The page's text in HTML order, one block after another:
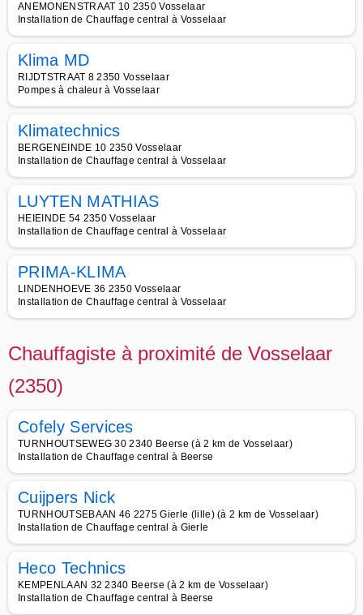
ANEMONENSTRAAT 10 2350 Vosselaar
Installation de Chauffage central à Vosselaar
Klima MD
RIJDTSTRAAT 8 2350 Vosselaar
Pompes à chaleur à Vosselaar
Klimatechnics
BERGENEINDE 10 2350 Vosselaar
Installation de Chauffage central à Vosselaar
LUYTEN MATHIAS
HEIEINDE 54 2350 Vosselaar
Installation de Chauffage central à Vosselaar
PRIMA-KLIMA
LINDENHOEVE 36 2350 Vosselaar
Installation de Chauffage central à Vosselaar
Chauffagiste à proximité de Vosselaar
(2350)
Cofely Services
TURNHOUTSEWEG 30 2340 Beerse (à 2 km de Vosselaar)
Installation de Chauffage central à Beerse
Cuijpers Nick
TURNHOUTSEBAAN 46 2275 Gierle (lille) (à 2 km de Vosselaar)
Installation de Chauffage central à Gierle
Heco Technics
KEMPENLAAN 32 2340 Beerse (à 2 km de Vosselaar)
Installation de Chauffage central à Beerse